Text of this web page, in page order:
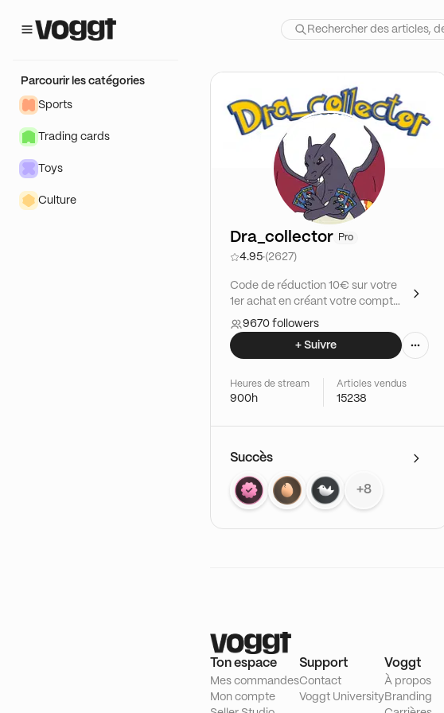
Parcourir les catégories
Sports
Trading cards
Toys
Culture
Dra_collector Pro
4.95·(2627)
Code de réduction 10€ sur votre
1er achat en créant votre compte
: BOB945562 Instagram :
dra_collector
9670 followers
+ Suivre
Heures de stream
900h
Articles vendus
15238
Succès
+8
Ton espace
Mes commandes
Mon compte
Support
Contact
Voggt University
Voggt
À propos
Branding